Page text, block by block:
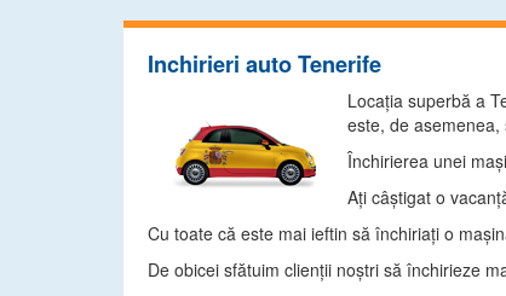
Inchirieri auto Tenerife
Locaţia superbă a
este, de
Închirierea unei
Aţi câştigat o
Cu toate că este mai ieftin să închiriaţi o
De obicei sfătuim clienţii noştri să închirieze